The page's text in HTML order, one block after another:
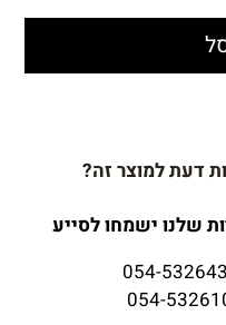
דעת למוצר זה?
שלנו ישמחו לסייע